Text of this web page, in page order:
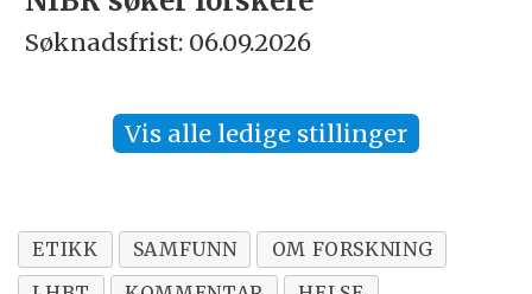
Søknadsfrist: 06.09.2026
Vis alle ledige stillinger
ETIKK SAMFUNN
OM FORSKNING